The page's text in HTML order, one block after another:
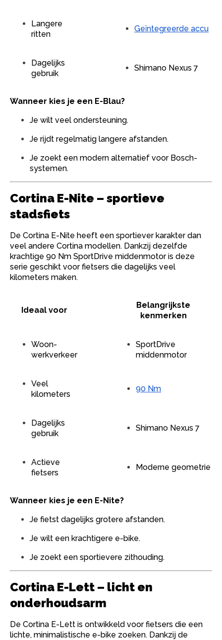
Langere
ritten
Geïntegreerde accu
Dagelijks
gebruik
Shimano Nexus 7
Wanneer kies je een E-Blau?
Je wilt veel ondersteuning.
Je rijdt regelmatig langere afstanden.
Je zoekt een modern alternatief voor Bosch-
systemen.
Cortina E-Nite – sportieve
stadsfiets
De Cortina E-Nite heeft een sportiever karakter dan
veel andere Cortina modellen. Dankzij dezelfde
krachtige 90 Nm SportDrive middenmotor is deze
serie geschikt voor fietsers die dagelijks veel
kilometers maken.
Ideaal voor
Belangrijkste
kenmerken
Woon-
werkverkeer
SportDrive
middenmotor
Veel
kilometers
90 Nm
Dagelijks
gebruik
Shimano Nexus 7
Actieve
fietsers
Moderne geometrie
Wanneer kies je een E-Nite?
Je fietst dagelijks grotere afstanden.
Je wilt een krachtigere e-bike.
Je zoekt een sportievere zithouding.
Cortina E-Lett – licht en
onderhoudsarm
De Cortina E-Lett is ontwikkeld voor fietsers die een
lichte, minimalistische e-bike zoeken. Dankzij de